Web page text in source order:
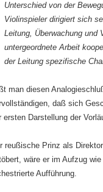
Unterschied von der
Violinspieler dirigiert sich
Leitung, Überwachung und
untergeordnete Arbeit
der Leitung spezifische
man diesen
daß sich
ersten Darstellung der
reußische Prinz als
wäre er im Aufzug
Aufführung.